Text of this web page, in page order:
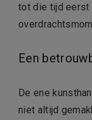
tot die tijd eerst
Een
De ene
niet altijd